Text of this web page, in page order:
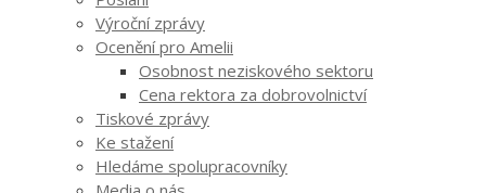
Výroční zprávy
Ocenění pro Amelii
Osobnost neziskového sektoru
Cena rektora za dobrovolnictví
Tiskové zprávy
Ke stažení
Hledáme spolupracovníky